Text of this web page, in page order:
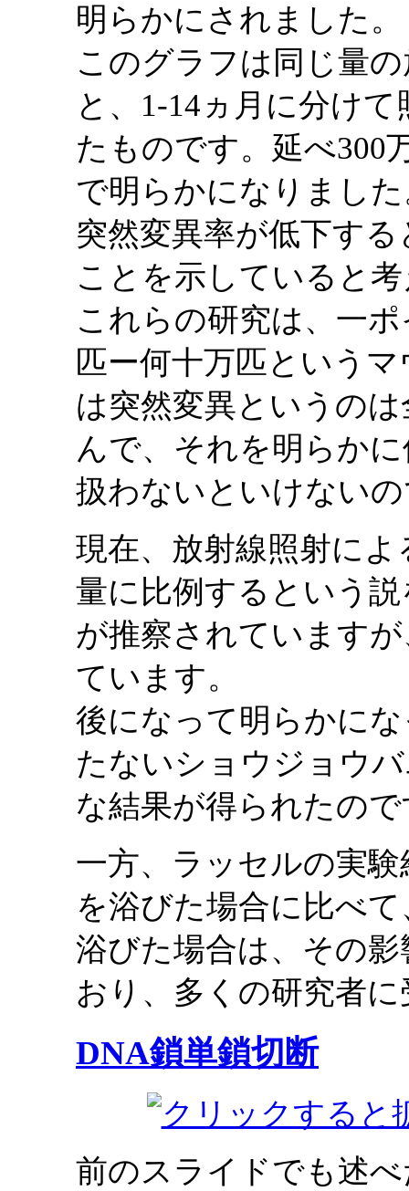
明らかにされました。
このグラフは同じ量
と、1-14ヵ月に分け
たものです。延べ300
で明らかになりまし
突然変異率が低下す
ことを示していると
これらの研究は、一
匹ー何十万匹という
は突然変異というの
んで、それを明らか
扱わないといけない
現在、放射線照射に
量に比例するという
が推察されています
ています。
後になって明らかに
たないショウジョウ
な結果が得られたの
一方、ラッセルの実
を浴びた場合に比べ
浴びた場合は、その
おり、多くの研究者
DNA鎖単鎖切断
前のスライドでも述